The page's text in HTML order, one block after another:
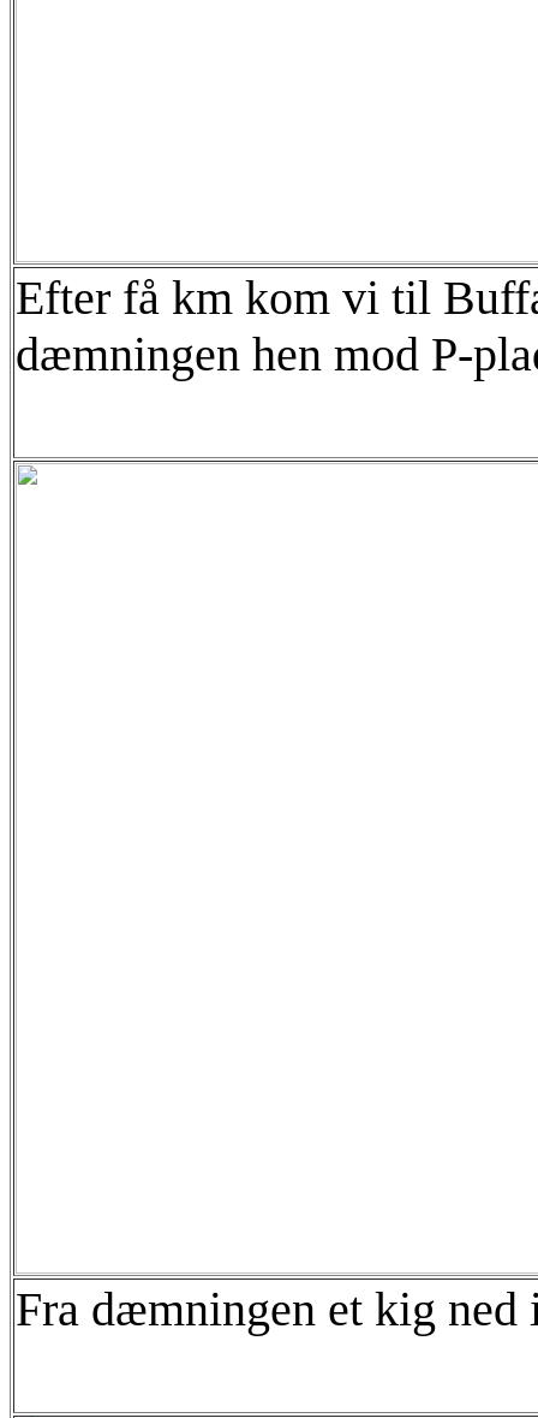
Efter få km kom vi til
dæmningen hen mod P-
Fra dæmningen et kig